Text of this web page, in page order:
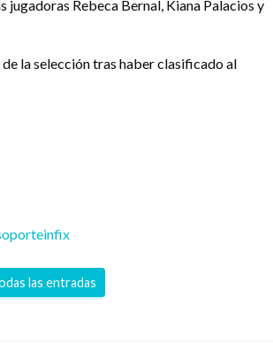
jugadoras Rebeca Bernal, Kiana Palacios y
la selección tras haber clasificado al
las entradas